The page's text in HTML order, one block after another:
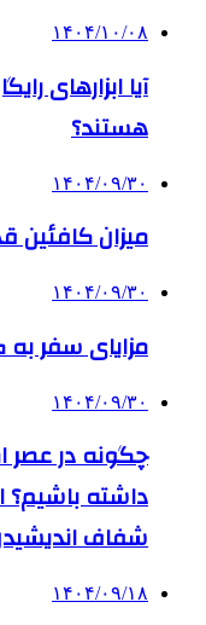
۱۴۰۴/۱۰/۰۸
آیا ابزارهای
هستند؟
۱۴۰۴/۰۹/۳۰
میزان کافئین
۱۴۰۴/۰۹/۳۰
مزایای سفر به
۱۴۰۴/۰۹/۳۰
چگونه در عصر
داشته باشیم؟
شفاف
۱۴۰۴/۰۹/۱۸